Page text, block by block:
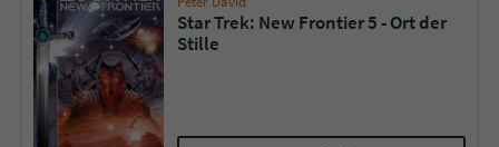
Star Trek: New Frontier 5 - Ort der
Stille